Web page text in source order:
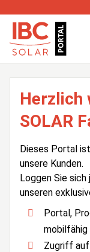
Herzlich
SOLAR
Dieses Portal
unsere Kunden.
Loggen Sie
unseren
Portal,
mobilfähig
Zugriff